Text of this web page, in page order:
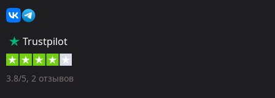
Скины
Пистолеты-пулемёты
Оружие:
Trustpilot
3.8/5, 2 отзывов